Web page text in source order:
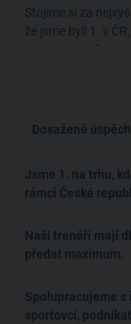
Stojíme si za
že jsme byli 1. v
organizovaně a
základu pohybu.
mnohdy na
dobrým
U nás si vybere
Nabízíme Vám
- gymnastika a
- kalistenika a
Dosažené
Jsme 1. na trhu,
rámci České
Naši trenéři mají
předat maximum.
Spolupracujeme s
sportovci,